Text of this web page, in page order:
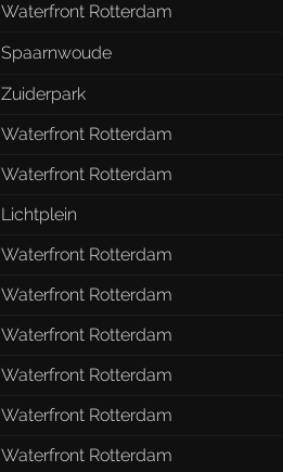
Waterfront Rotterdam
Spaarnwoude
Zuiderpark
Waterfront Rotterdam
Waterfront Rotterdam
Lichtplein
Waterfront Rotterdam
Waterfront Rotterdam
Waterfront Rotterdam
Waterfront Rotterdam
Waterfront Rotterdam
Waterfront Rotterdam